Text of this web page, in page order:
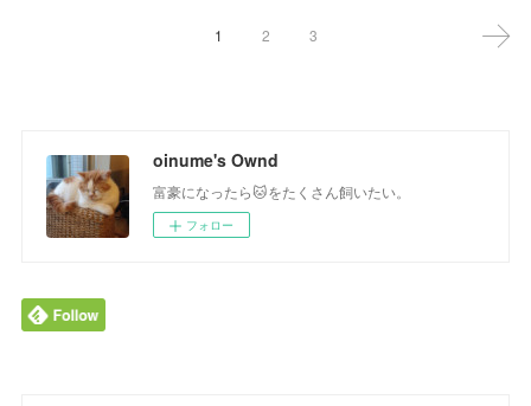
1 2 3
oinume's Ownd
富豪になったら🐱をたくさん飼いたい。
フォロー